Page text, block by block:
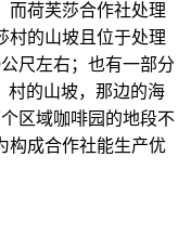
而荷芙莎合作社处理
村的山坡且位于处理
尺左右；也有一部分
村的山坡，那边的海
区域咖啡园的地段不
构成合作社能生产优